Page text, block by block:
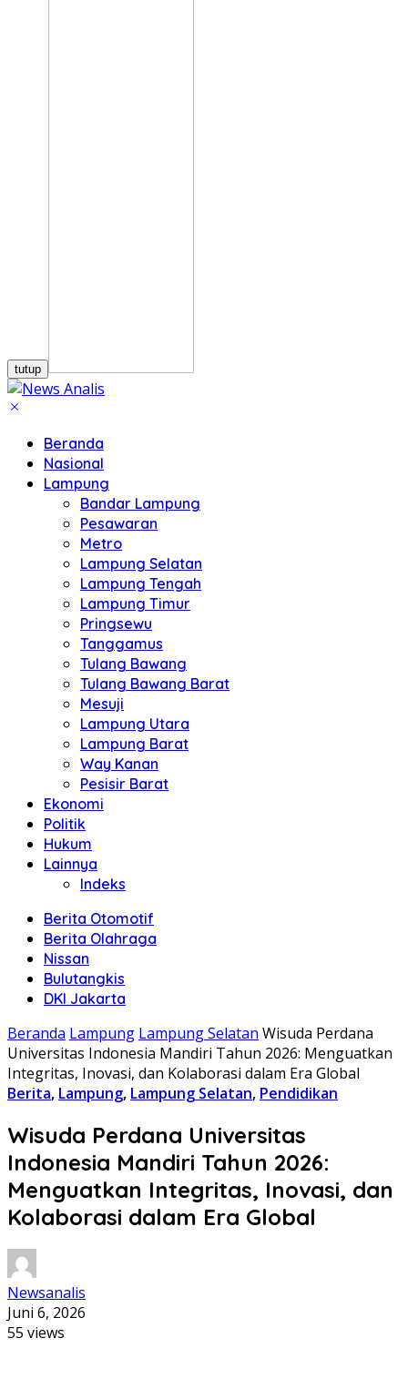
tutup
Beranda
Nasional
Lampung
Bandar Lampung
Pesawaran
Metro
Lampung Selatan
Lampung Tengah
Lampung Timur
Pringsewu
Tanggamus
Tulang Bawang
Tulang Bawang Barat
Mesuji
Lampung Utara
Lampung Barat
Way Kanan
Pesisir Barat
Ekonomi
Politik
Hukum
Lainnya
Indeks
Berita Otomotif
Berita Olahraga
Nissan
Bulutangkis
DKI Jakarta
Beranda Lampung Lampung Selatan Wisuda Perdana
Universitas Indonesia Mandiri Tahun 2026: Menguatkan
Integritas, Inovasi, dan Kolaborasi dalam Era Global
Berita, Lampung, Lampung Selatan, Pendidikan
Wisuda Perdana Universitas
Indonesia Mandiri Tahun 2026:
Menguatkan Integritas, Inovasi, dan
Kolaborasi dalam Era Global
Newsanalis
Juni 6, 2026
55 views